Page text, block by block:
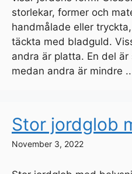
storlekar, former och
handmålade eller
täckta med bladguld.
andra är platta. En del
medan andra är mindre
Stor jordglob
November 3, 2022